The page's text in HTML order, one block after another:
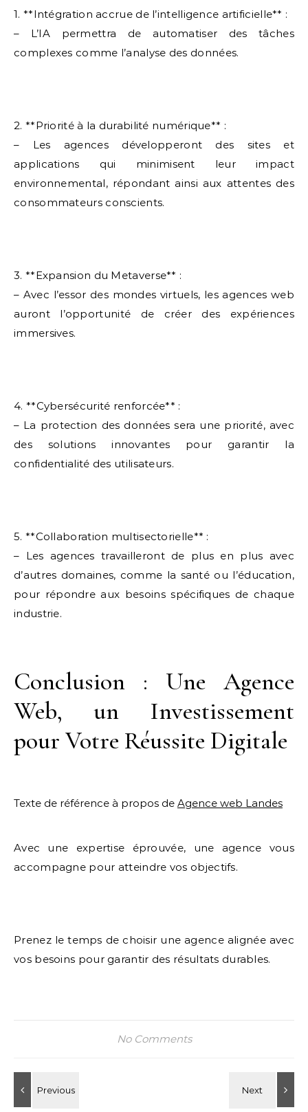
1. **Intégration accrue de l’intelligence artificielle** :
– L’IA permettra de automatiser des tâches
complexes comme l’analyse des données.
2. **Priorité à la durabilité numérique** :
– Les agences développeront des sites et
applications qui minimisent leur impact
environnemental, répondant ainsi aux attentes des
consommateurs conscients.
3. **Expansion du Metaverse** :
– Avec l’essor des mondes virtuels, les agences web
auront l’opportunité de créer des expériences
immersives.
4. **Cybersécurité renforcée** :
– La protection des données sera une priorité, avec
des solutions innovantes pour garantir la
confidentialité des utilisateurs.
5. **Collaboration multisectorielle** :
– Les agences travailleront de plus en plus avec
d’autres domaines, comme la santé ou l’éducation,
pour répondre aux besoins spécifiques de chaque
industrie.
Conclusion : Une Agence
Web, un Investissement
pour Votre Réussite Digitale
Texte de référence à propos de Agence web Landes
Avec une expertise éprouvée, une agence vous
accompagne pour atteindre vos objectifs.
Prenez le temps de choisir une agence alignée avec
vos besoins pour garantir des résultats durables.
No Comments